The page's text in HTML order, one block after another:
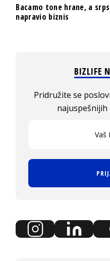
Bacamo tone hrane, a
napravio biznis
BIZLIFE
Pridružite se